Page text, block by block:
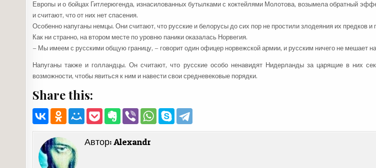
Европы и о бойцах Гитлерюгенда, изнасилованных бутылками с коктейлями Молотова, возымела обратный
и считают, что от них нет спасения.
Особенно напуганы немцы. Они считают, что русские и белорусы до сих пор не простили злодеяния их предков
Как ни странно, на втором месте по уровню паники оказалась Норвегия.
– Мы имеем с русскими общую границу, – говорит один офицер норвежской армии, и русским ничего не мешает
Напуганы также и голландцы. Он считают, что русские особо ненавидят Нидерланды за царящие в них
возможности, чтобы явиться к ним и навести свои средневековые порядки.
Share this:
Автор:Alexandr